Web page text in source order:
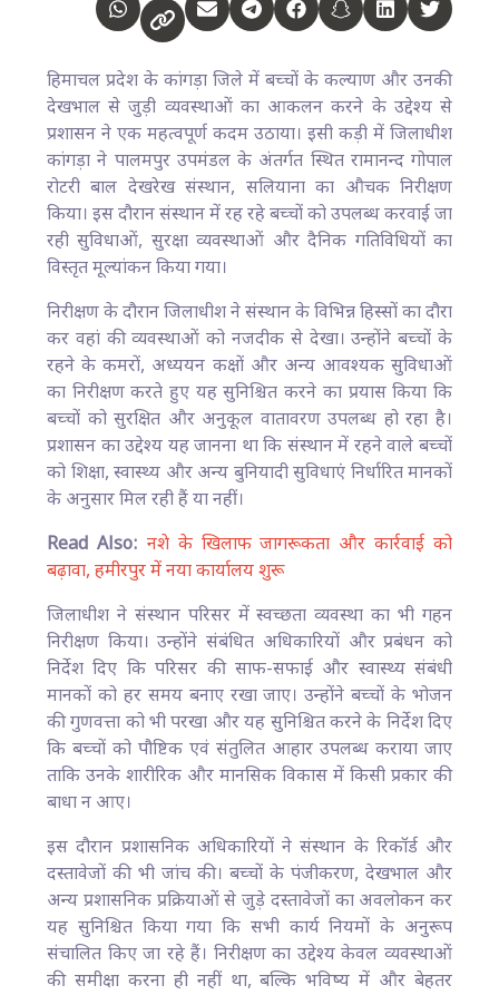
हिमाचल प्रदेश के कांगड़ा जिले में बच्चों के कल्याण और उनकी
देखभाल से जुड़ी व्यवस्थाओं का आकलन करने के उद्देश्य से
प्रशासन ने एक महत्वपूर्ण कदम उठाया। इसी कड़ी में जिलाधीश
कांगड़ा ने पालमपुर उपमंडल के अंतर्गत स्थित रामानन्द गोपाल
रोटरी बाल देखरेख संस्थान, सलियाना का औचक निरीक्षण
किया। इस दौरान संस्थान में रह रहे बच्चों को उपलब्ध करवाई जा
रही सुविधाओं, सुरक्षा व्यवस्थाओं और दैनिक गतिविधियों का
विस्तृत मूल्यांकन किया गया।
निरीक्षण के दौरान जिलाधीश ने संस्थान के विभिन्न हिस्सों का दौरा
कर वहां की व्यवस्थाओं को नजदीक से देखा। उन्होंने बच्चों के
रहने के कमरों, अध्ययन कक्षों और अन्य आवश्यक सुविधाओं
का निरीक्षण करते हुए यह सुनिश्चित करने का प्रयास किया कि
बच्चों को सुरक्षित और अनुकूल वातावरण उपलब्ध हो रहा है।
प्रशासन का उद्देश्य यह जानना था कि संस्थान में रहने वाले बच्चों
को शिक्षा, स्वास्थ्य और अन्य बुनियादी सुविधाएं निर्धारित मानकों
के अनुसार मिल रही हैं या नहीं।
Read Also: नशे के खिलाफ जागरूकता और कार्रवाई को
बढ़ावा, हमीरपुर में नया कार्यालय शुरू
जिलाधीश ने संस्थान परिसर में स्वच्छता व्यवस्था का भी गहन
निरीक्षण किया। उन्होंने संबंधित अधिकारियों और प्रबंधन को
निर्देश दिए कि परिसर की साफ-सफाई और स्वास्थ्य संबंधी
मानकों को हर समय बनाए रखा जाए। उन्होंने बच्चों के भोजन
की गुणवत्ता को भी परखा और यह सुनिश्चित करने के निर्देश दिए
कि बच्चों को पौष्टिक एवं संतुलित आहार उपलब्ध कराया जाए
ताकि उनके शारीरिक और मानसिक विकास में किसी प्रकार की
बाधा न आए।
इस दौरान प्रशासनिक अधिकारियों ने संस्थान के रिकॉर्ड और
दस्तावेजों की भी जांच की। बच्चों के पंजीकरण, देखभाल और
अन्य प्रशासनिक प्रक्रियाओं से जुड़े दस्तावेजों का अवलोकन कर
यह सुनिश्चित किया गया कि सभी कार्य नियमों के अनुरूप
संचालित किए जा रहे हैं। निरीक्षण का उद्देश्य केवल व्यवस्थाओं
की समीक्षा करना ही नहीं था, बल्कि भविष्य में और बेहतर